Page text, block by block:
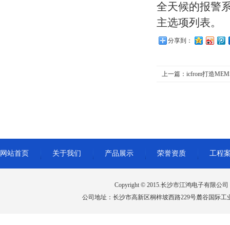
全天候的报警
主选项列表。
分享到：
上一篇： icfrom打造
网站首页 关于我们 产品展示 荣誉资质 工程
Copyright © 2015.长沙市江鸿电子有限公司
公司地址：长沙市高新区桐梓坡西路229号麓谷国际工